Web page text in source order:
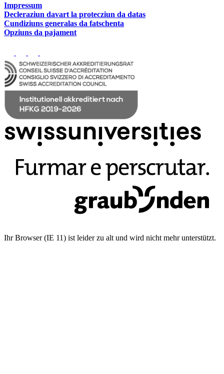
Impressum
Decleraziun davart la protecziun da datas
Cundiziuns generalas da fatschenta
Opziuns da pajament
Ihr Browser (IE 11) ist leider zu alt und wird nicht mehr unterstützt.